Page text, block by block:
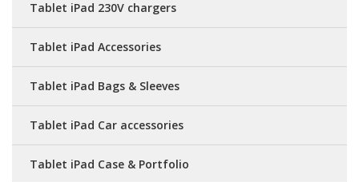
Tablet iPad 230V chargers
Tablet iPad Accessories
Tablet iPad Bags & Sleeves
Tablet iPad Car accessories
Tablet iPad Case & Portfolio